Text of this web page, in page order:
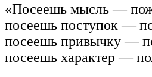
«Посеешь мысль —
посеешь поступок —
посеешь привычку —
посеешь характер —